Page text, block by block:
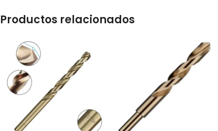
Productos relacionados